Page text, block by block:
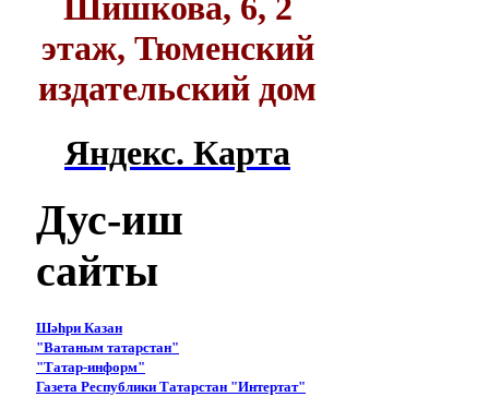
этаж, Тюменский
издательский дом
Яндекс. Карта
Дус-иш
сайты
Шәһри Казан
"Ватаным татарстан"
"Татар-информ"
Газета Республики Татарстан "Интертат"